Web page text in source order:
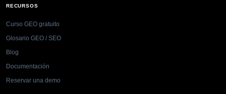
RECURSOS
Curso GEO gratuito
Glosario GEO / SEO
Blog
Documentación
Reservar una demo